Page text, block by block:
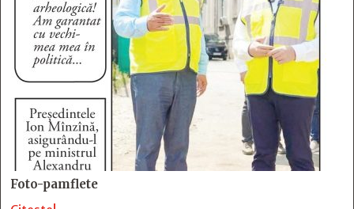
Foto-pamflete